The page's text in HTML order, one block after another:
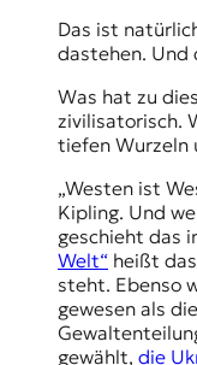
Das ist
dastehen. Und
Was hat zu
zivilisatorisch.
tiefen Wurzeln
„Westen ist
Kipling. Und
geschieht das
Welt“ heißt
steht. Ebenso
gewesen als
gewählt, die